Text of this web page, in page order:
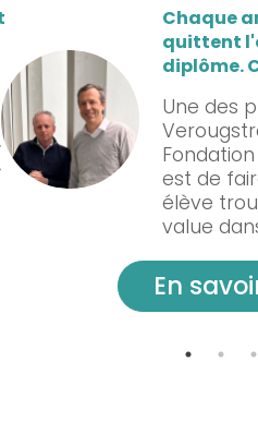
Chaque
quittent
diplôme.
Une des
Fondation
est de
élève
value dans
En savoir